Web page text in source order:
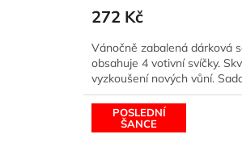
272 Kč
Vánočně zabalená dárková
obsahuje 4 votivní svíčky.
vyzkoušení nových vůní.
POSLEDNÍ
ŠANCE